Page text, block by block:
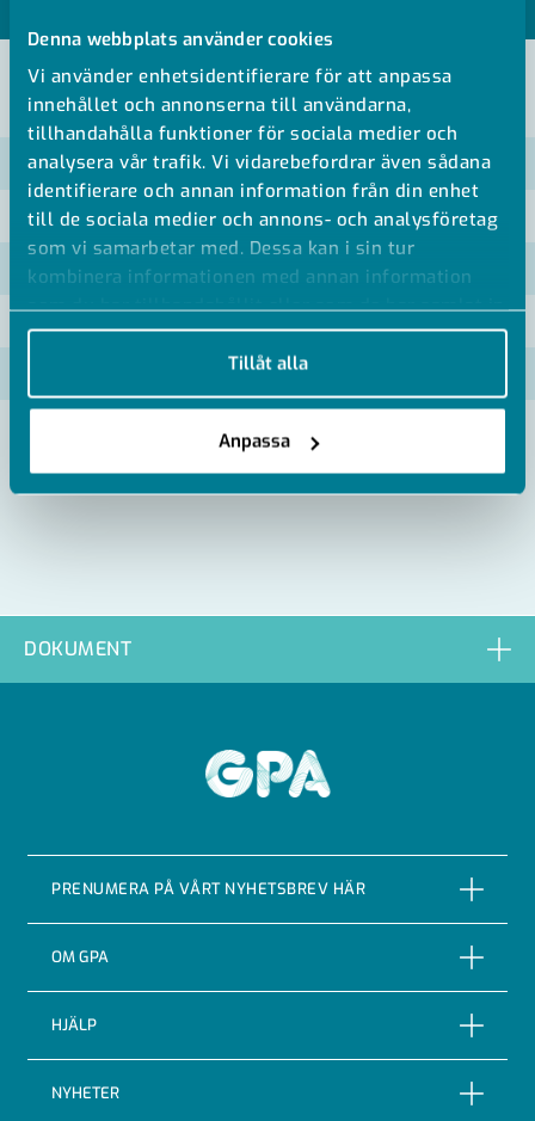
Denna webbplats använder cookies
Vi använder enhetsidentifierare för att anpassa
innehållet och annonserna till användarna,
tillhandahålla funktioner för sociala medier och
analysera vår trafik. Vi vidarebefordrar även sådana
identifierare och annan information från din enhet
till de sociala medier och annons- och analysföretag
som vi samarbetar med. Dessa kan i sin tur
kombinera informationen med annan information
som du har tillhandahållit eller som de har samlat in
när du har använt deras tjänster.
Tillåt alla
Anpassa
VISA ALLA MÅTT +
Artikelnummer RSK
MU-151051
MU-151052
DOKUMENT
PRENUMERA PÅ VÅRT NYHETSBREV HÄR
OM GPA
Om företaget
Vår Historia
HJÄLP
Reklamationer
NYHETER